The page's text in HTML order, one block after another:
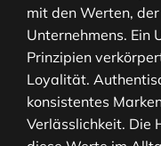
mit den Werten,
Unternehmens. Ein
Prinzipien
Loyalität.
konsistentes
Verlässlichkeit. Die